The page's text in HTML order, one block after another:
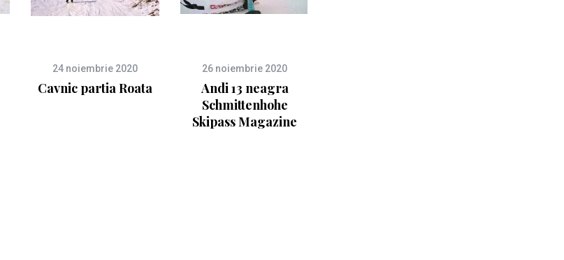
24 noiembrie 2020
Cavnic partia Roata
26 noiembrie 2020
Andi 13 neagra
Schmittenhohe
Skipass Magazine